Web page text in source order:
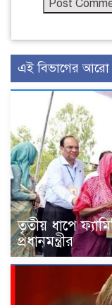
এই বিভাগের আরো
তৃতীয় ধাপে
প্রধানমন্ত্রীর